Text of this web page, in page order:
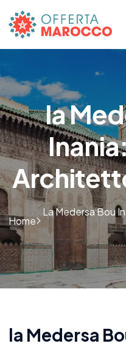
la
Home
La Medersa Bou
la Medersa